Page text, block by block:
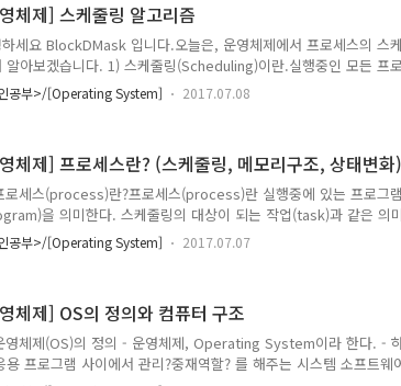
정의하길 "컴퓨터 과학에서 커널(Kernel)은 운영체제의 핵심 부분
체제의 다른 부분 및 응용 프로그램 수행에 필요한 여러가시 서비
." 라고 정의 되어있습니다. 제가 말하고 싶은 것은, "운영체제..
체제] 스케줄링 알고리즘
하세요 BlockDMask 입니다.오늘은, 운영체제에서 프로세스의 스
알아보겠습니다. 1) 스케줄링(Scheduling)이란.실행중인 모든 프
고루 CPU를 할당하는일. 멀티 프로세스를 지원하는 운영체제의 스
당한다. 스케줄러는 일정한 기준(스케줄링 알고리즘)에 의거하여 스
가진 프로세스B가 등장하면 스케줄러에 의해 실행 순서가 조절된다
높은놈이 오면 현재 running 상태에 있는 프로세스A가 ready상
프로세스 B가 running 상태로 CPU를 할..
공부>/[Operating System] 2017.07.08
체제] 프로세스란? (스케줄링, 메모리구조, 상태변화)
로세스(process)란?프로세스(process)란 실행중에 있는 프로그램
을 의미한다. 스케줄링의 대상이 되는 작업(task)과 같은 의
로세스 내부에는 최소 하나의 스레드(thread)를 가지고있는데, 실
드(thread)단위로 스케줄링을 한다. 하드디스크에 있는 프로그램을
구조 (프로세스 하나당 하나씩 존재한다.) + 손으로 그린.... 메모
입니다.)Code 영역 : 프로그램을 실행시키는 실행 파일 내의 명령
다. (쉽게 말하면 소스코드가 올라간다고..
공부>/[Operating System] 2017.07.07
체제] OS의 정의와 컴퓨터 구조
영체제(OS)의 정의 - 운영체제, Operating System이라 한다. -
용 프로그램 사이에서 관리?중재역할? 를 해주는 시스템 소프트웨